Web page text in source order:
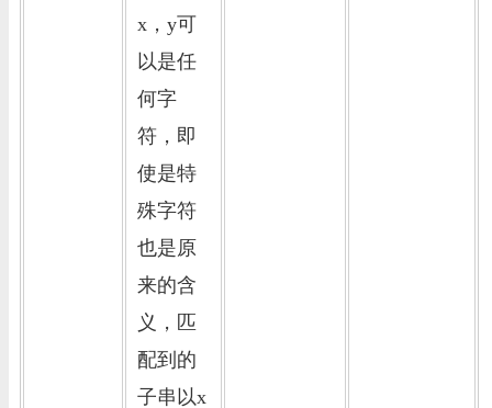
x，y可
以是任
何字
符，即
使是特
殊字符
也是原
来的含
义，匹
配到的
子串以x